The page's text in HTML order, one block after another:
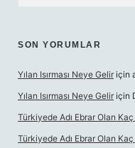
SON YORUMLAR
Yılan Isırması Neye Gelir için
Yılan Isırması Neye Gelir için
Türkiyede Adı Ebrar Olan
Türkiyede Adı Ebrar Olan